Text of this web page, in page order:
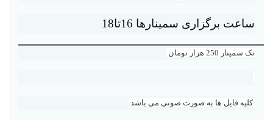
ساعت برگزاری سمینارها 16تا18
تک سمینار 250 هزار تومان
کلیه فایل ها به صورت صوتی می باشد